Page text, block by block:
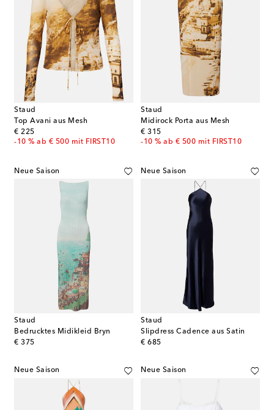
Staud
Top Avani aus Mesh
€ 225
original price
-10 % ab € 500 mit FIRST10
Staud
Midirock Porta aus Mesh
€ 315
original price
-10 % ab € 500 mit FIRST10
Neue Saison
Staud
Bedrucktes Midikleid Bryn
€ 375
original price
Neue Saison
Staud
Slipdress Cadence aus Satin
€ 685
original price
Neue Saison Neue Saison